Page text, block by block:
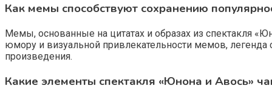
Как мемы способствуют сохранению
Мемы, основанные на цитатах и образах из спектакля
юмору и визуальной привлекательности мемов, легенда
произведения.
Какие элементы спектакля «Юнона и Авось»